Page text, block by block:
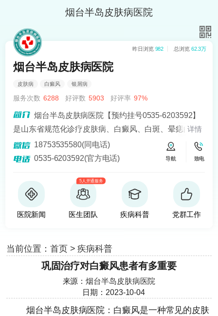
烟台半岛皮肤病医院
昨日浏览 982 总浏览 62.3万
烟台半岛皮肤病医院
皮肤病 白癜风 银屑病
服务次数 6288 好评数 5903 好评率 97%
烟台半岛皮肤病医院【预约挂号0535-6203592】
是山东省规范化诊疗皮肤病、白癜风、白斑、晕痣的医
院。熟悉皮肤病科常见病、多发病、疑难病的诊治，尤
其擅长光化学疗法、窄波紫外线、308准分子激光以及外
移植治疗白癜风，包括自体表皮移植、微小皮片移植、
自体培养黑素细胞移植等。
详情
18753535580(同电话)
0535-6203592(官方电话)
导航 致电
医院新闻
5人开通服务
医生团队 疾病科普 党群工作
当前位置： 首页>疾病科普
巩固治疗对白癜风患者有多重要
来源：烟台半岛皮肤病医院
日期：2023-10-04
烟台半岛皮肤病医院 ：白癜风是一种常见的皮肤